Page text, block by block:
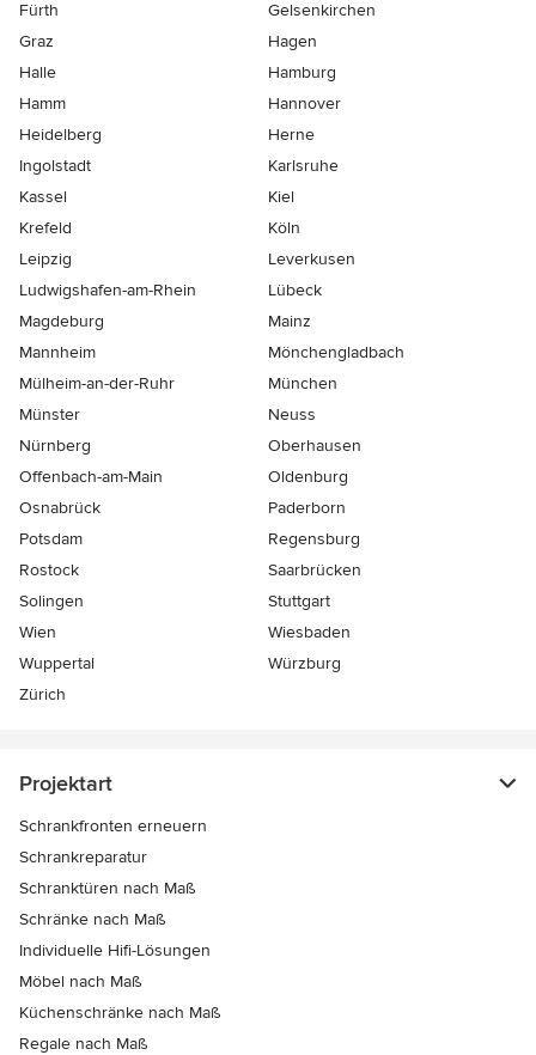
Fürth
Gelsenkirchen
Graz
Hagen
Halle
Hamburg
Hamm
Hannover
Heidelberg
Herne
Ingolstadt
Karlsruhe
Kassel
Kiel
Krefeld
Köln
Leipzig
Leverkusen
Ludwigshafen-am-Rhein
Lübeck
Magdeburg
Mainz
Mannheim
Mönchen­gladbach
Mülheim-an-der-Ruhr
München
Münster
Neuss
Nürnberg
Oberhausen
Offenbach-am-Main
Oldenburg
Osnabrück
Paderborn
Potsdam
Regensburg
Rostock
Saarbrücken
Solingen
Stuttgart
Wien
Wiesbaden
Wuppertal
Würzburg
Zürich
Projektart
Schrankfronten erneuern
Schrankreparatur
Schranktüren nach Maß
Schränke nach Maß
Individuelle Hifi-Lösungen
Möbel nach Maß
Küchenschränke nach Maß
Regale nach Maß